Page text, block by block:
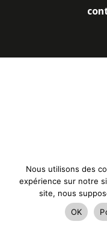
Nous utilisons des
expérience sur notre
site, nous
OK